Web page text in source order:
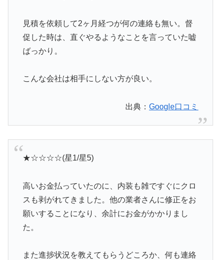
見積を依頼して2ヶ月経つが何の連絡も無い。督
促した時は、直ぐやるようなことを言っていた嘘
ばっかり。
こんな会社は相手にしない方が良い。
出典：Google口コミ
★☆☆☆☆(星1/星5)
高いお金払っていたのに、内装も雑ですぐにクロ
スも剥がれてきました。他の業者さんに修正をお
願いすることになり、余計にお金がかかりまし
た。
また進捗状況を教えてもらうどころか、何も連絡